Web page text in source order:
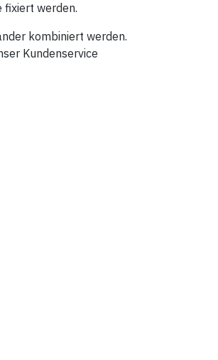
fixiert werden.
kombiniert werden.
Kundenservice